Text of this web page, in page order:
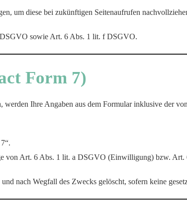
um diese bei zukünftigen Seitenaufrufen
sowie Art. 6 Abs. 1 lit. f DSGVO.
Form 7)
Ihre Angaben aus dem Formular inklusive der
von Art. 6 Abs. 1 lit. a DSGVO (Einwilligung) bzw.
nach Wegfall des Zwecks gelöscht, sofern keine